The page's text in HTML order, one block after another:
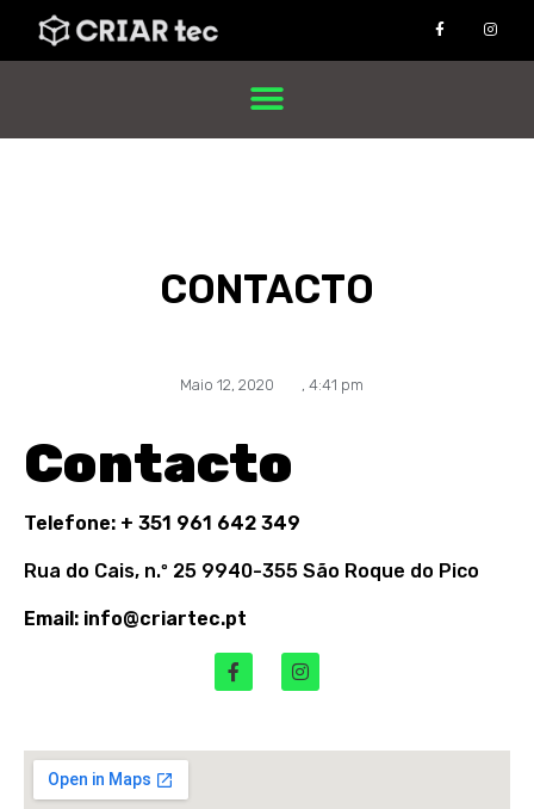
CONTACTO
Maio 12, 2020 4:41 pm
Contacto
Telefone: + 351 961 642 349
Rua do Cais, n.º 25 9940-355 São Roque do Pico
Email: info@criartec.pt